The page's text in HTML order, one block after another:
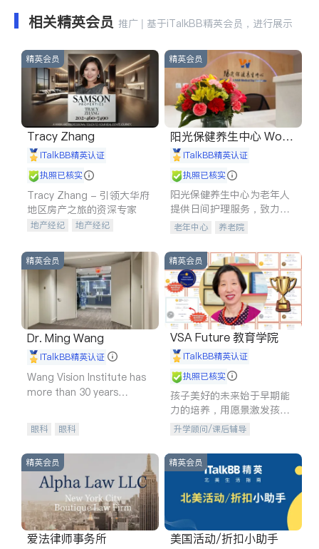
相关精英会员 推广 | 基于iTalkBB精英会员，进行展示
精英会员
Tracy Zhang
iTalkBB精英认证
执照已核实
Tracy Zhang - 引领大华府
地区房产之旅的资深专家
地产经纪
地产经纪
商铺租售
开发商建商
精英会员
阳光保健养生中心 World
shine
iTalkBB精英认证
执照已核实
阳光保健养生中心为老年人
提供日间护理服务，致力于
通过持续的护理创新来有效
老年中心 养老院
精英会员
Dr. Ming Wang
iTalkBB精英认证
Wang Vision Institute has
more than 30 years
眼科 眼科
精英会员
VSA Future 教育学院
iTalkBB精英认证
执照已核实
孩子美好的未来始于早期能
力的培养，用愿景激发孩子
的学习潜力和动力。理念：
拥有成长型心态是成功的基
石。
升学顾问/课后辅导
精英会员
爱法律师事务所
精英会员
美国活动/折扣小助手